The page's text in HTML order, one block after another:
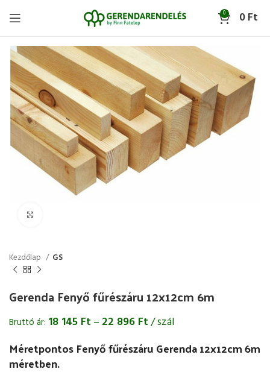
0 0Ft
Kezdőlap GS
Gerenda Fenyő fűrészáru 12x12cm 6m
Bruttó ár: 18 145 Ft – 22 896 Ft/ szál
Méretpontos Fenyő fűrészáru Gerenda 12x12cm 6m
méretben.